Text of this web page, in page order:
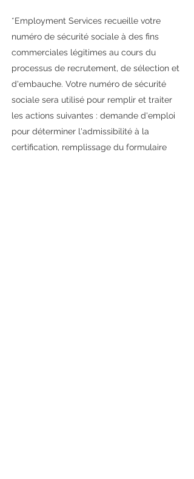
*Employment Services recueille votre
numéro de sécurité sociale à des fins
commerciales légitimes au cours du
processus de recrutement, de sélection et
d'embauche. Votre numéro de sécurité
sociale sera utilisé pour remplir et traiter
les actions suivantes : demande d'emploi
pour déterminer l'admissibilité à la
certification, remplissage du formulaire